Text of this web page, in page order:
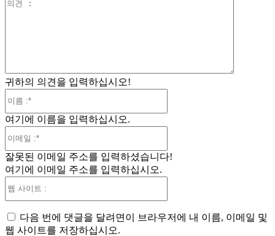
귀하의 의견을 입력하십시오!
여기에 이름을 입력하십시오.
일
잘못된 이메일 주소를 입력하셨습니다!
여기에 이메일 주소를 입력하십시오.
트
다음 번에 댓글을 달려면이 브라우저에 내 이름, 이메일 및
웹 사이트를 저장하십시오.